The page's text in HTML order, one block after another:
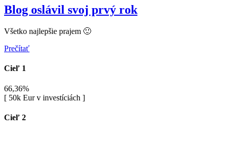
Blog oslávil svoj prvý rok
Všetko najlepšie prajem 🙂
Prečítať
Cieľ 1
66,36%
[ 50k Eur v investíciách ]
Cieľ 2